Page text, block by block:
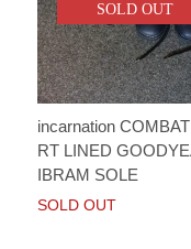
SOLD OUT
incarnation
RT LINED
IBRAM SOLE
SOLD OUT